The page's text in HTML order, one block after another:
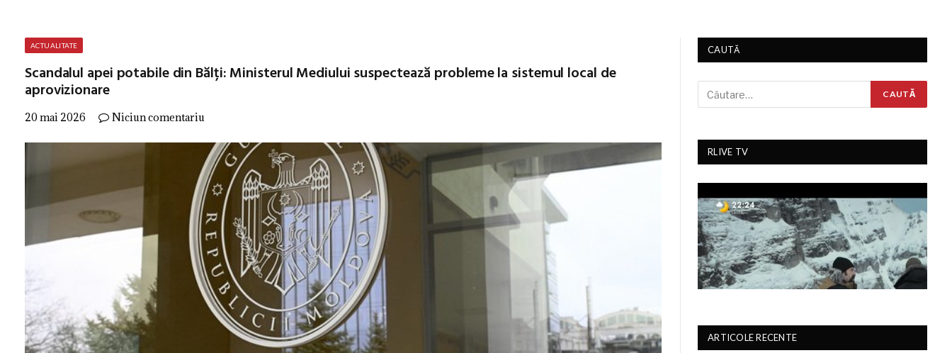
ACTUALITATE
Scandalul apei potabile din Bălți: Ministerul Mediului suspectează probleme la sistemul local de
aprovizionare
20 mai 2026 Niciun comentariu
CAUTĂ
RLIVE TV
ARTICOLE RECENTE